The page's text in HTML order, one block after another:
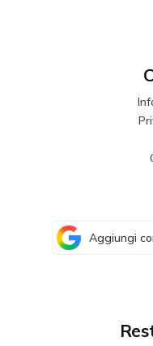
Aggiungi